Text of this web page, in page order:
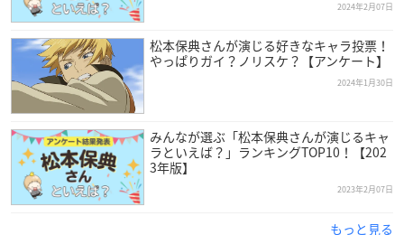
2024年2月07日
松本保典さんが演じる好きなキャラ投票！
やっぱりガイ？ノリスケ？【アンケート】
2024年1月30日
みんなが選ぶ「松本保典さんが演じるキャ
ラといえば？」ランキングTOP10！【202
3年版】
2023年2月07日
もっと見る